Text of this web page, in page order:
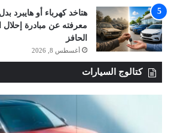
هتاخد كهرباء أو هايبرد
معرفته عن مبادرة
الحافز
أغسطس 8, 2026
كتالوج السيارات